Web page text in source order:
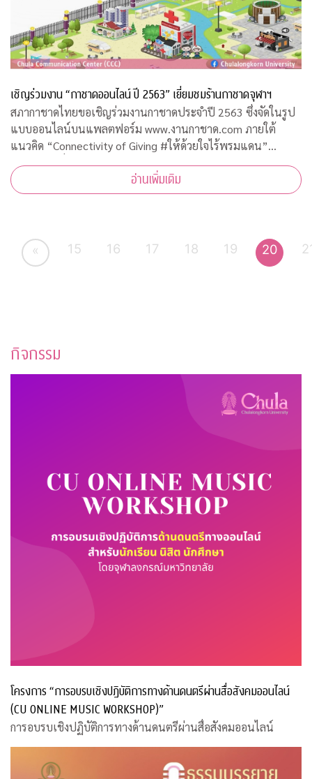
เชิญร่วมงาน “กาชาดออนไลน์ ปี 2563” เยี่ยมชมร้านกาชาดจุฬาฯ
สภากาชาดไทยขอเชิญร่วมงานกาชาดประจำปี 2563 ซึ่งจัดในรูป
แบบออนไลน์บนแพลตฟอร์ม www.งานกาชาด.com ภายใต้
แนวคิด “Connectivity of Giving #ให้ด้วยใจไร้พรมแดน”
ระหว่างวันที่ 19 – 29 ธันวาคม 2563 รายได้จากการจัดงานโดย
เสด็จพระราชกุศลบำรุงสภากาชาดไทย
อ่านเพิ่มเติม
« 15 16 17 18 19 20
กิจกรรม
โครงการ “การอบรบเชิงปฏิบัติการทางด้านดนตรีผ่านสื่อสังคมออนไลน์
(CU ONLINE MUSIC WORKSHOP)”
การอบรบเชิงปฏิบัติการทางด้านดนตรีผ่านสื่อสังคมออนไลน์